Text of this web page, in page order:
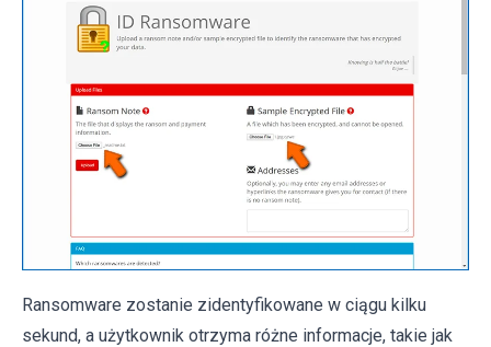
Ransomware zostanie zidentyfikowane w ciągu kilku
sekund, a użytkownik otrzyma różne informacje, takie jak